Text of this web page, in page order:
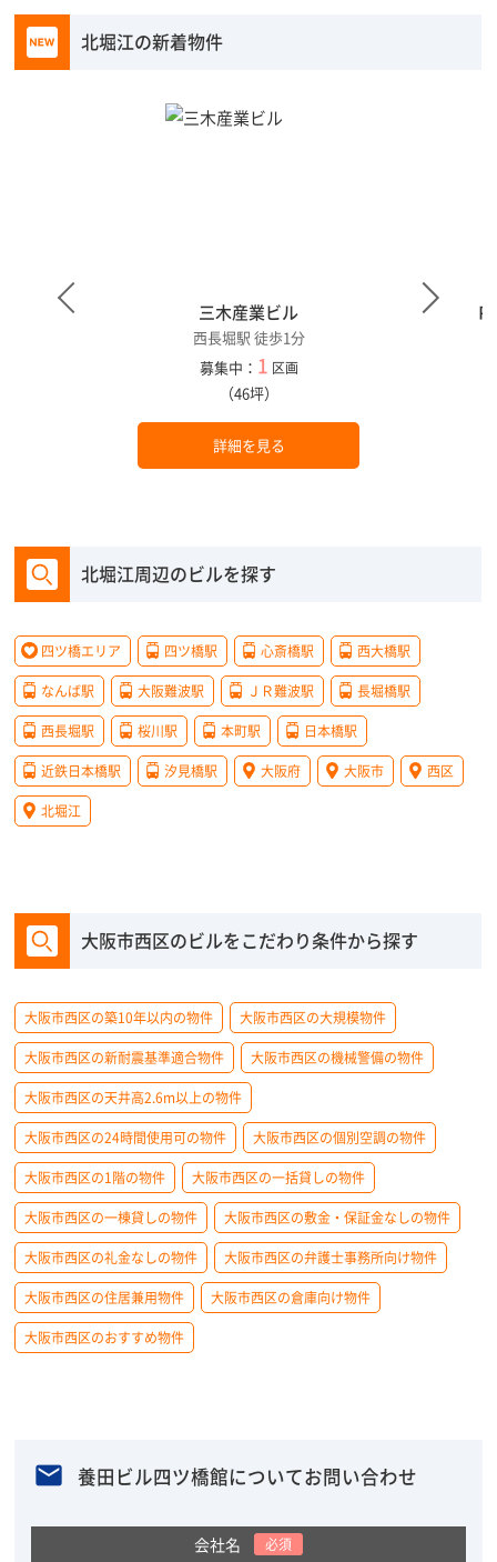
北堀江の新着物件
三木産業ビル
西長堀駅 徒歩1分
募集中： 1 区画
（46坪）
詳細を見る
北堀江周辺のビルを探す
四ツ橋エリア 四ツ橋駅 心斎橋駅 西大橋駅
なんば駅 大阪難波駅 ＪＲ難波駅 長堀橋駅
西長堀駅 桜川駅 本町駅 日本橋駅
近鉄日本橋駅 汐見橋駅 大阪府 大阪市 西区
北堀江
大阪市西区のビルをこだわり条件から探す
大阪市西区の築10年以内の物件 大阪市西区の大規模物件
大阪市西区の新耐震基準適合物件 大阪市西区の機械警備の物件
大阪市西区の天井高2.6m以上の物件
大阪市西区の24時間使用可の物件 大阪市西区の個別空調の物件
大阪市西区の1階の物件 大阪市西区の一括貸しの物件
大阪市西区の一棟貸しの物件 大阪市西区の敷金・保証金なしの物件
大阪市西区の礼金なしの物件 大阪市西区の弁護士事務所向け物件
大阪市西区の住居兼用物件 大阪市西区の倉庫向け物件
大阪市西区のおすすめ物件
養田ビル四ツ橋館についてお問い合わせ
会社名 必須